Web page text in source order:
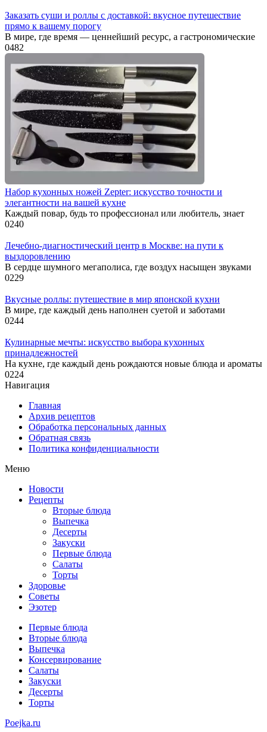
Заказать суши и роллы с доставкой: вкусное путешествие
прямо к вашему порогу
В мире, где время — ценнейший ресурс, а гастрономические
0482
Набор кухонных ножей Zepter: искусство точности и
элегантности на вашей кухне
Каждый повар, будь то профессионал или любитель, знает
0240
Лечебно-диагностический центр в Москве: на пути к
выздоровлению
В сердце шумного мегаполиса, где воздух насыщен звуками
0229
Вкусные роллы: путешествие в мир японской кухни
В мире, где каждый день наполнен суетой и заботами
0244
Кулинарные мечты: искусство выбора кухонных
принадлежностей
На кухне, где каждый день рождаются новые блюда и ароматы
0224
Навигация
Главная
Архив рецептов
Обработка персональных данных
Обратная связь
Политика конфиденциальности
Меню
Новости
Рецепты
Вторые блюда
Выпечка
Десерты
Закуски
Первые блюда
Салаты
Торты
Здоровье
Советы
Эзотер
Первые блюда
Вторые блюда
Выпечка
Консервирование
Салаты
Закуски
Десерты
Торты
Poejka.ru